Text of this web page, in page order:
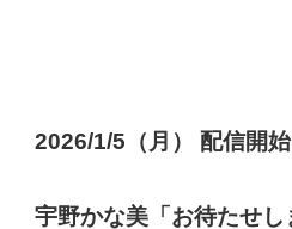
2026/1/5（月） 配信開始
宇野かな美「お待たせ